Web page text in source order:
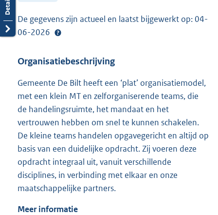
De gegevens zijn actueel en laatst bijgewerkt op: 04-
06-2026
Organisatiebeschrijving
Gemeente De Bilt heeft een ‘plat’ organisatiemodel,
met een klein MT en zelforganiserende teams, die
de handelingsruimte, het mandaat en het
vertrouwen hebben om snel te kunnen schakelen.
De kleine teams handelen opgavegericht en altijd op
basis van een duidelijke opdracht. Zij voeren deze
opdracht integraal uit, vanuit verschillende
disciplines, in verbinding met elkaar en onze
maatschappelijke partners.
Meer informatie